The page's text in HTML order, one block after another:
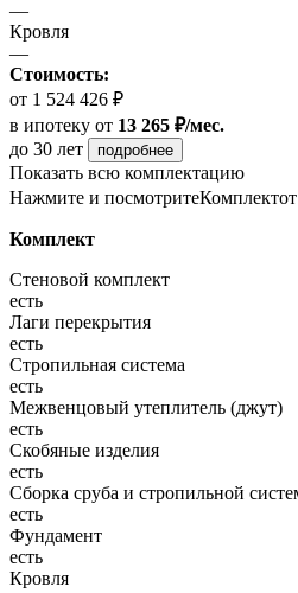
—
Кровля
—
Стоимость:
от 1 524 426 ₽
в ипотеку от 13 265 ₽/мес.
до 30 лет
подробнее
Показать всю комплектацию
Нажмите и посмотритеКомплект
Комплект
Стеновой комплект
есть
Лаги перекрытия
есть
Стропильная система
есть
Межвенцовый утеплитель (джут)
есть
Скобяные изделия
есть
Сборка сруба и стропильной
есть
Фундамент
есть
Кровля